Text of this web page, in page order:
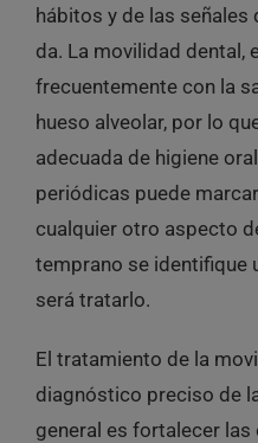
hábitos y de las
da. La movilidad dental,
frecuentemente con la
hueso alveolar, por lo
adecuada de higiene
periódicas puede
cualquier otro aspecto
temprano se identifique
será tratarlo.
El tratamiento de la
diagnóstico preciso de
general es fortalecer las